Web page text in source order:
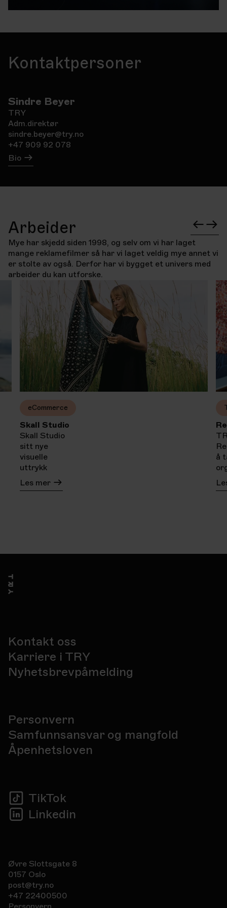
Kontaktpersoner
Sindre Beyer
TRY
Adm.direktør
sindre.beyer@try.no
+47 909 92 078
Bio
Arbeider
Mye har skjedd siden 1998, og selv om vi har laget
mange reklamefilmer så har vi laget veldig mye annet vi
er stolte av også. Derfor har vi bygget et univers med
arbeider du kan utforske.
Skall Studio
Skall Studio
sitt nye
visuelle
uttrykk
eCommerce
Les mer
å
Kontakt oss
Karriere i TRY
Nyhetsbrevpåmelding
Personvern
Samfunnsansvar og mangfold
Åpenhetsloven
TikTok
Linkedin
Øvre Slottsgate 8
0157 Oslo
post@try.no
+47 22400500